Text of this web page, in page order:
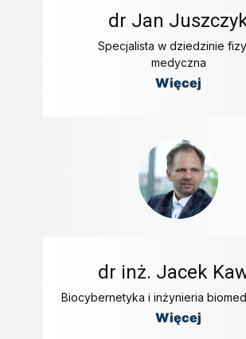
dr Jan
Specjalista w dziedzinie
medyczna
Więcej
dr inż. Jacek
Biocybernetyka i inżynieria
Więcej